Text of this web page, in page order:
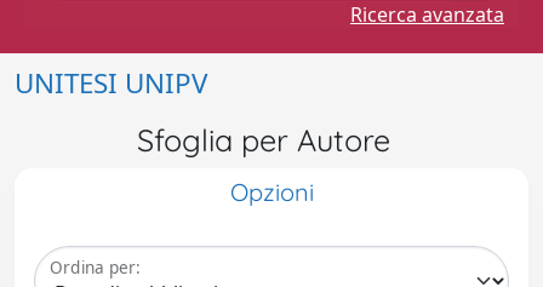
Ricerca avanzata
UNITESI UNIPV
Sfoglia per Autore
Opzioni
Ordina per: